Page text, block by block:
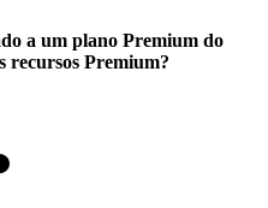
a um plano Premium do
recursos Premium?